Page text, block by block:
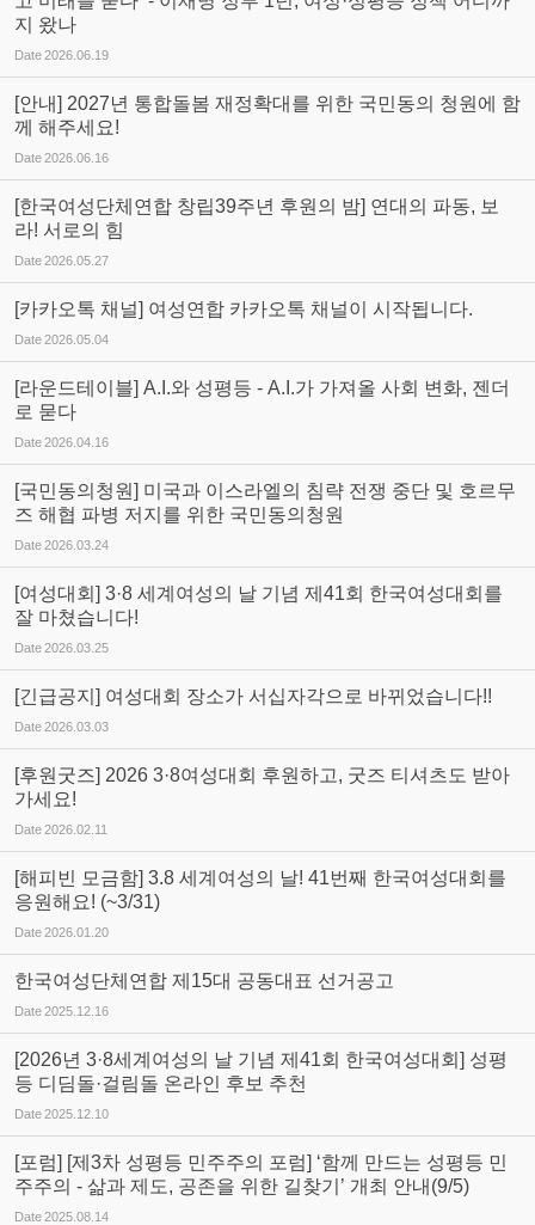
지 왔나
Date2026.06.19
[안내] 2027년 통합돌봄 재정확대를 위한 국민동의 청원에 함
께 해주세요!
Date2026.06.16
[한국여성단체연합 창립39주년 후원의 밤] 연대의 파동, 보
라! 서로의 힘
Date2026.05.27
[카카오톡 채널] 여성연합 카카오톡 채널이 시작됩니다.
Date2026.05.04
[라운드테이블] A.I.와 성평등 - A.I.가 가져올 사회 변화, 젠더
로 묻다
Date2026.04.16
[국민동의청원] 미국과 이스라엘의 침략 전쟁 중단 및 호르무
즈 해협 파병 저지를 위한 국민동의청원
Date2026.03.24
[여성대회] 3·8 세계여성의 날 기념 제41회 한국여성대회를
잘 마쳤습니다!
Date2026.03.25
[긴급공지] 여성대회 장소가 서십자각으로 바뀌었습니다!!
Date2026.03.03
[후원굿즈] 2026 3·8여성대회 후원하고, 굿즈 티셔츠도 받아
가세요!
Date2026.02.11
[해피빈 모금함] 3.8 세계여성의 날! 41번째 한국여성대회를
응원해요! (~3/31)
Date2026.01.20
한국여성단체연합 제15대 공동대표 선거공고
Date2025.12.16
[2026년 3·8세계여성의 날 기념 제41회 한국여성대회] 성평
등 디딤돌·걸림돌 온라인 후보 추천
Date2025.12.10
[포럼] [제3차 성평등 민주주의 포럼] ‘함께 만드는 성평등 민
주주의 - 삶과 제도, 공존을 위한 길찾기’ 개최 안내(9/5)
Date2025.08.14